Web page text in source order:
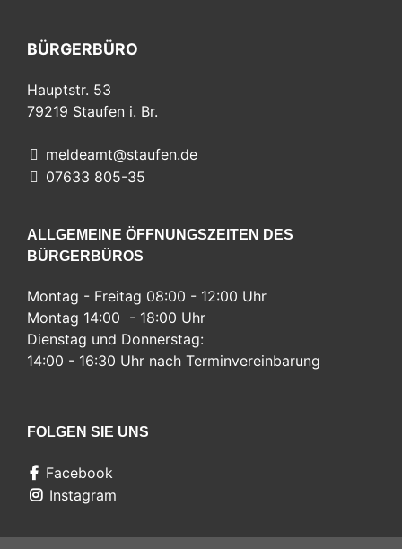
BÜRGERBÜRO
Hauptstr. 53
79219 Staufen i. Br.
meldeamt@staufen.de
07633 805-35
ALLGEMEINE ÖFFNUNGSZEITEN DES
BÜRGERBÜROS
Montag - Freitag 08:00 - 12:00 Uhr
Montag 14:00 - 18:00 Uhr
Dienstag und Donnerstag:
14:00 - 16:30 Uhr nach Terminvereinbarung
FOLGEN SIE UNS
Facebook
Instagram